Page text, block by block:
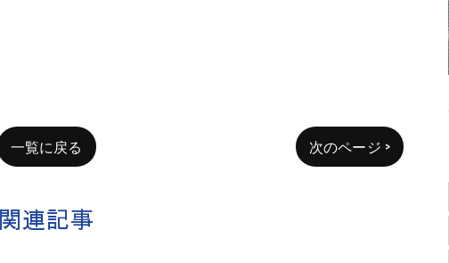
一覧に戻る 次のページ >
関連記事